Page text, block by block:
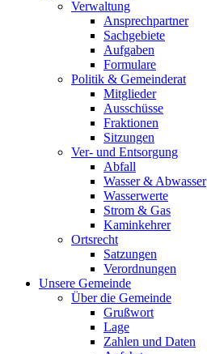
Verwaltung
Ansprechpartner
Sachgebiete
Aufgaben
Formulare
Politik & Gemeinderat
Mitglieder
Ausschüsse
Fraktionen
Sitzungen
Ver- und Entsorgung
Abfall
Wasser & Abwasser
Wasserwerte
Strom & Gas
Kaminkehrer
Ortsrecht
Satzungen
Verordnungen
Unsere Gemeinde
Über die Gemeinde
Grußwort
Lage
Zahlen und Daten